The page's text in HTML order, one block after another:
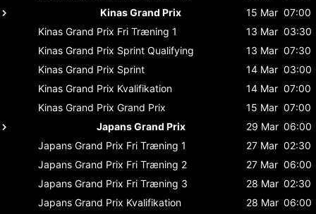
Kinas Grand Prix
15 Mar 07:00
Kinas Grand Prix Fri Træning 1 13 Mar 03:30
Kinas Grand Prix Sprint Qualifying 13 Mar 07:30
Kinas Grand Prix Sprint 14 Mar 03:00
Kinas Grand Prix Kvalifikation 14 Mar 07:00
Kinas Grand Prix Grand Prix 15 Mar 07:00
Japans Grand Prix
29 Mar 06:00
Japans Grand Prix Fri Træning 1 27 Mar 02:30
Japans Grand Prix Fri Træning 2 27 Mar 06:00
Japans Grand Prix Fri Træning 3 28 Mar 02:30
Japans Grand Prix Kvalifikation 28 Mar 06:00